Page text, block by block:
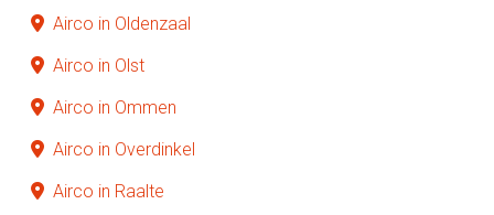
Airco in Oldenzaal
Airco in Olst
Airco in Ommen
Airco in Overdinkel
Airco in Raalte